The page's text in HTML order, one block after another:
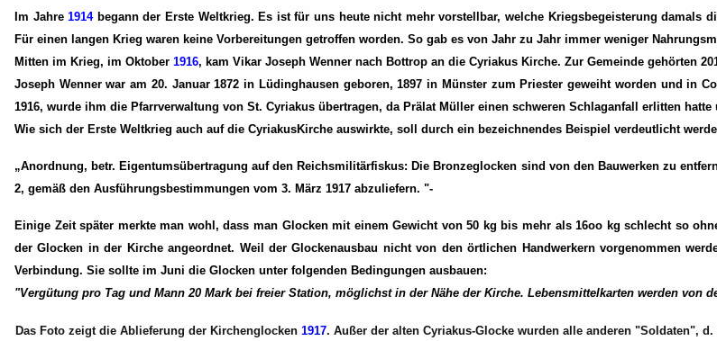
Im Jahre1914begann der Erste Weltkrieg. Es ist für uns heute nicht mehr vorstellbar, welche Kriegsbegeisterung damals
Für einen langen Krieg waren keine Vorbereitungen getroffen worden. So gab es von Jahr zu Jahr immer weniger
Mitten im Krieg, im Oktober 1916, kam Vikar Joseph Wenner nach Bottrop an die Cyriakus Kirche. Zur Gemeinde gehörten
Joseph Wenner war am 20. Januar 1872 in Lüdinghausen geboren, 1897 in Münster zum Priester geweiht worden und in
1916, wurde ihm die Pfarrverwaltung von St. Cyriakus übertragen, da Prälat Müller einen schweren Schlaganfall erlitten
Wie sich der Erste Weltkrieg auch auf die CyriakusKirche auswirkte, soll durch ein bezeichnendes Beispiel verdeutlicht
„Anordnung, betr. Eigentumsübertragung auf den Reichsmilitärfiskus: Die Bronzeglocken sind von den Bauwerken zu
2, gemäß den Ausführungsbestimmungen vom 3. März 1917 abzuliefern. "-
Einige Zeit später merkte man wohl, dass man Glocken mit einem Gewicht von 50 kg bis mehr als 16oo kg schlecht so
der Glocken in der Kirche angeordnet. Weil der Glockenausbau nicht von den örtlichen Handwerkern vorgenommen
Verbindung. Sie sollte im Juni die Glocken unter folgenden Bedingungen ausbauen:
"Vergütung pro Tag und Mann 20 Mark bei freier Station, möglichst in der Nähe der Kirche. Lebensmittelkarten werden von
Das Foto zeigt die Ablieferung der Kirchenglocken 1917. Außer der alten Cyriakus-Glocke wurden alle anderen "Soldaten",